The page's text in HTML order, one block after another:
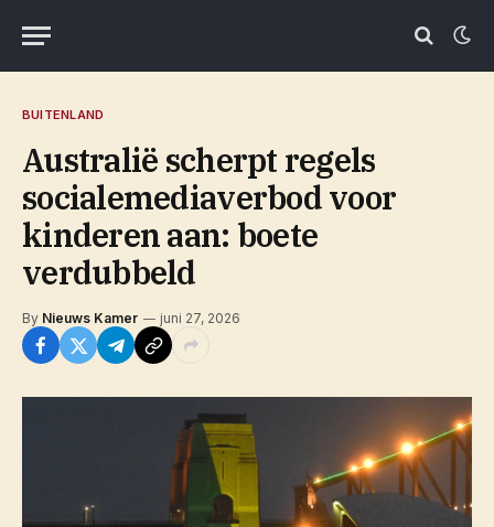
BUITENLAND
Australië scherpt regels
socialemediaverbod voor
kinderen aan: boete
verdubbeld
By Nieuws Kamer juni 27, 2026